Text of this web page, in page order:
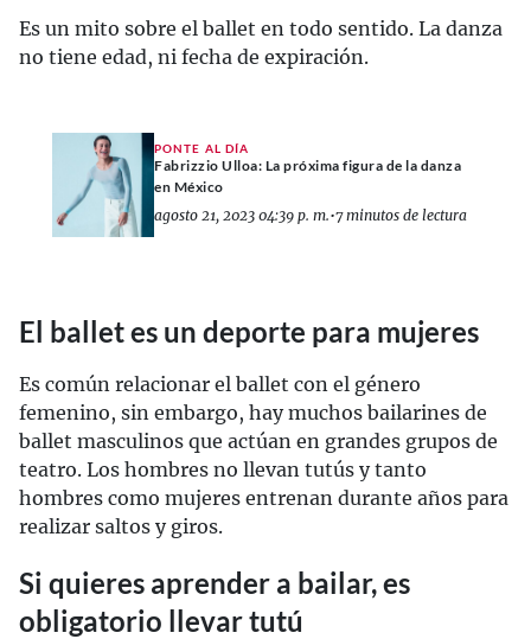
Es un mito sobre el ballet en todo sentido. La danza
no tiene edad, ni fecha de expiración.
PONTE AL DÍA
Fabrizzio Ulloa: La próxima figura de la danza
en México
agosto 21, 2023 04:39 p. m.•7 minutos de lectura
El ballet es un deporte para mujeres
Es común relacionar el ballet con el género
femenino, sin embargo, hay muchos bailarines de
ballet masculinos que actúan en grandes grupos de
teatro. Los hombres no llevan tutús y tanto
hombres como mujeres entrenan durante años para
realizar saltos y giros.
Si quieres aprender a bailar, es
obligatorio llevar tutú